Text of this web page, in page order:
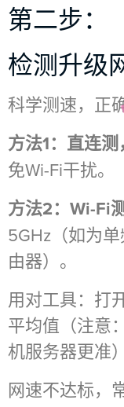
第二步：
检测升级
科学测速，正
方法1：直连测，
免Wi-Fi干扰。
方法2：Wi-Fi测
5GHz（如为
由器）。
用对工具：打
平均值（注意
机服务器更准）
网速不达标，